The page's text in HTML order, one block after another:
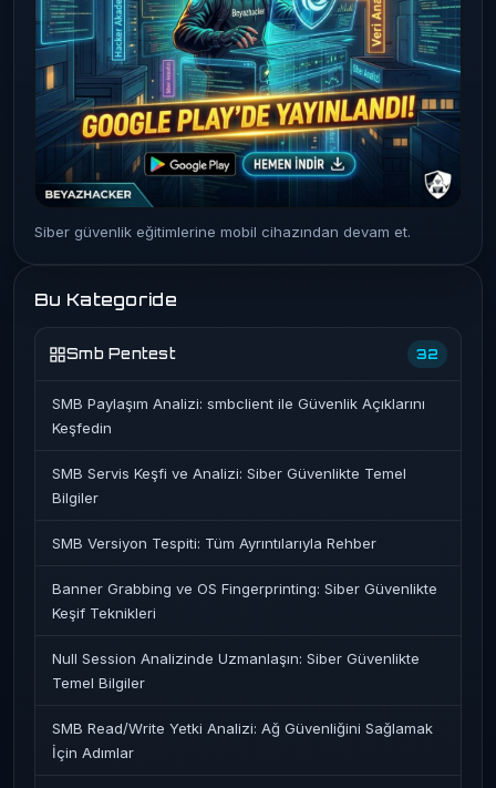
Siber güvenlik eğitimlerine mobil cihazından devam et.
Bu Kategoride
Smb Pentest 32
SMB Paylaşım Analizi: smbclient ile Güvenlik Açıklarını
Keşfedin
SMB Servis Keşfi ve Analizi: Siber Güvenlikte Temel
Bilgiler
SMB Versiyon Tespiti: Tüm Ayrıntılarıyla Rehber
Banner Grabbing ve OS Fingerprinting: Siber Güvenlikte
Keşif Teknikleri
Null Session Analizinde Uzmanlaşın: Siber Güvenlikte
Temel Bilgiler
SMB Read/Write Yetki Analizi: Ağ Güvenliğini Sağlamak
İçin Adımlar